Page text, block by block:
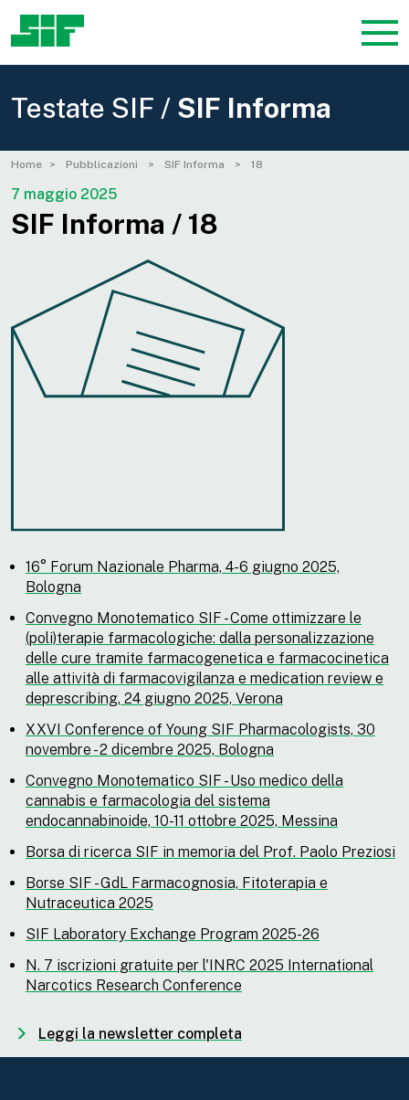
Testate SIF / SIF Informa
Home Pubblicazioni SIF Informa 18
7 maggio 2025
SIF Informa / 18
16° Forum Nazionale Pharma, 4-6 giugno 2025,
Bologna
Convegno Monotematico SIF - Come ottimizzare le
(poli)terapie farmacologiche: dalla personalizzazione
delle cure tramite farmacogenetica e farmacocinetica
alle attività di farmacovigilanza e medication review e
deprescribing, 24 giugno 2025, Verona
XXVI Conference of Young SIF Pharmacologists, 30
novembre - 2 dicembre 2025, Bologna
Convegno Monotematico SIF - Uso medico della
cannabis e farmacologia del sistema
endocannabinoide, 10-11 ottobre 2025, Messina
Borsa di ricerca SIF in memoria del Prof. Paolo Preziosi
Borse SIF - GdL Farmacognosia, Fitoterapia e
Nutraceutica 2025
SIF Laboratory Exchange Program 2025-26
N. 7 iscrizioni gratuite per l'INRC 2025 International
Narcotics Research Conference
Leggi la newsletter completa